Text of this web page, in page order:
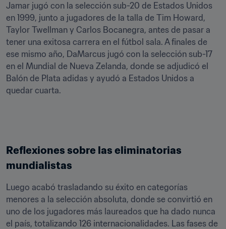
Jamar jugó con la selección sub-20 de Estados Unidos
en 1999, junto a jugadores de la talla de Tim Howard,
Taylor Twellman y Carlos Bocanegra, antes de pasar a
tener una exitosa carrera en el fútbol sala. A finales de
ese mismo año, DaMarcus jugó con la selección sub-17
en el Mundial de Nueva Zelanda, donde se adjudicó el
Balón de Plata adidas y ayudó a Estados Unidos a
quedar cuarta.
Reflexiones sobre las eliminatorias
mundialistas
Luego acabó trasladando su éxito en categorías
menores a la selección absoluta, donde se convirtió en
uno de los jugadores más laureados que ha dado nunca
el país, totalizando 126 internacionalidades. Las fases de